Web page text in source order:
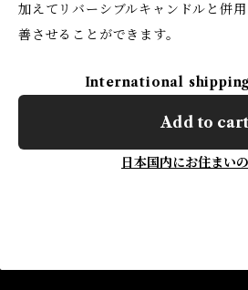
加えてリバーシブルキャンドルと併
善させることができます。
International
Add to cart
日本国内にお住まい